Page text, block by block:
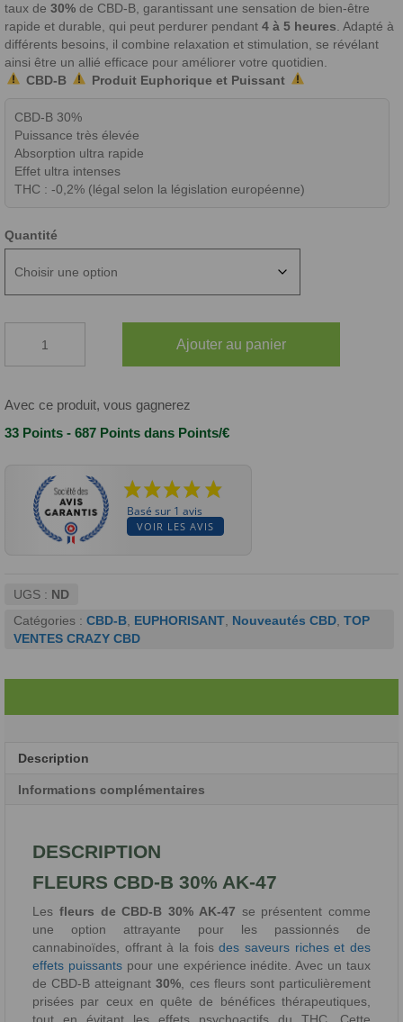
taux de 30% de CBD-B, garantissant une sensation de bien-être
rapide et durable, qui peut perdurer pendant 4 à 5 heures . Adapté à
différents besoins, il combine relaxation et stimulation, se révélant
ainsi être un allié efficace pour améliorer votre quotidien.
CBD-B
Produit Euphorique et Puissant
CBD-B 30%
Puissance très élevée
Absorption ultra rapide
Effet ultra intenses
THC : -0,2% (légal selon la législation européenne)
Quantité
FLEURS
B
AK-
Ajouter au panier
Avec ce produit, vous gagnerez
33 Points - 687 Points dans Points/€
Basé sur 1 avis
VOIR LES AVIS
UGS : ND
Catégories : CBD-B EUPHORISANT Nouveautés CBD TOP
VENTES CRAZY CBD
Description
Informations complémentaires
DESCRIPTION
FLEURS CBD-B 30% AK-47
Les fleurs de CBD-B 30% AK-47 se présentent comme
une option attrayante pour les passionnés de
cannabinoïdes, offrant à la foisdes saveurs riches et des
effets puissantspour une expérience inédite. Avec un taux
de CBD-B atteignant30% , ces fleurs sont particulièrement
prisées par ceux en quête de bénéfices thérapeutiques,